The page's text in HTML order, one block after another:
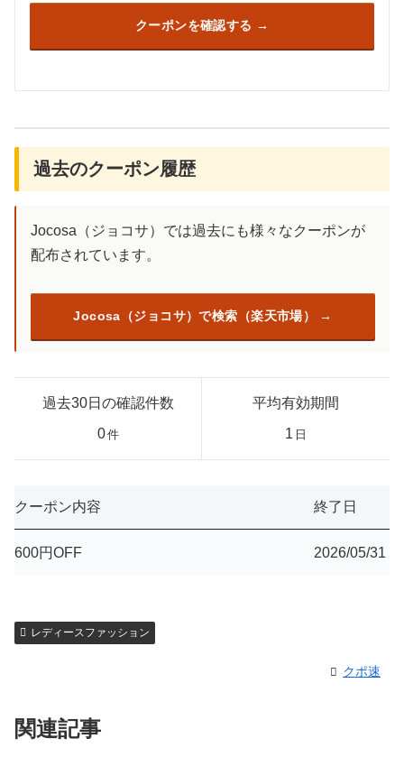
クーポンを確認する
過去のクーポン履歴
Jocosa（ジョコサ）では過去にも様々なクーポンが
配布されています。
Jocosa（ジョコサ）で検索（楽天市場）
過去30日の確認件数
0件
平均有効期間
1 日
クーポン内容 終了日
600円OFF 2026/05/31
レディースファッション
クポ速
関連記事